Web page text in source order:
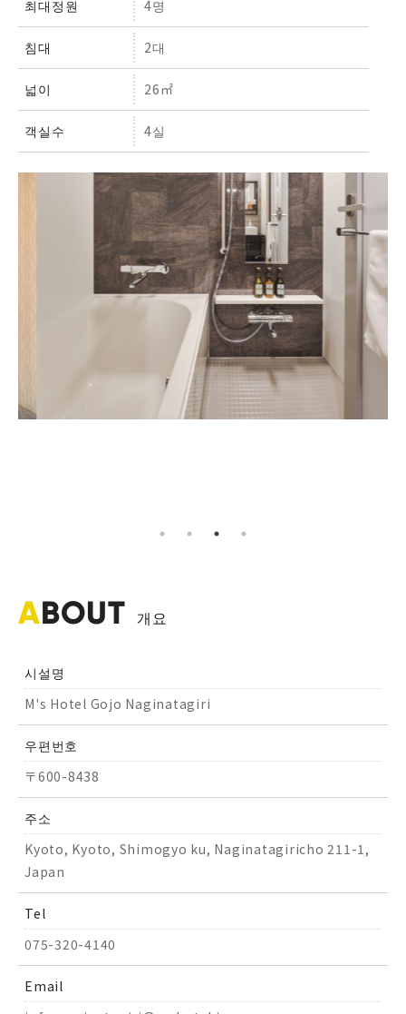
최대정원 4명
침대 2대
넓이 26㎡
객실수 4실
ABOUT 개요
시설명
M's Hotel Gojo Naginatagiri
우편번호
〒600-8438
주소
Kyoto, Kyoto, Shimogyo ku, Naginatagiricho 211-1,
Japan
Tel
075-320-4140
Email